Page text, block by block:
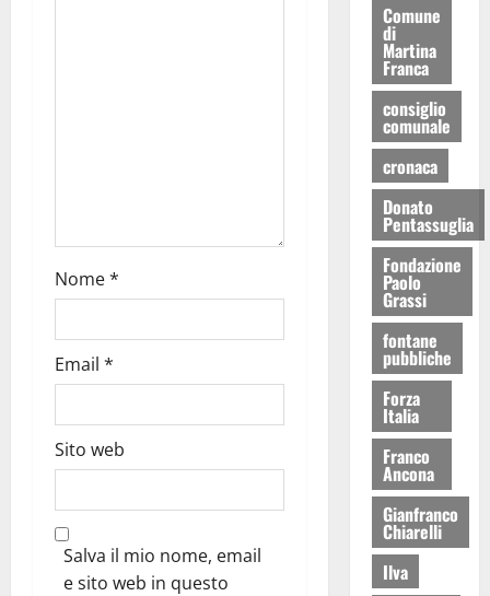
Nome*
Email *
Sito web
Salva il mio nome, email
e sito web in questo
Comune
di
Martina
Franca
consiglio
comunale
cronaca
Donato
Pentassuglia
Fondazione
Paolo
Grassi
fontane
pubbliche
Forza
Italia
Franco
Ancona
Gianfranco
Chiarelli
Ilva